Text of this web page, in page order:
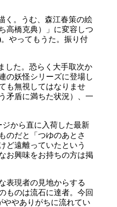
く。うむ、森江春策の絵
高橋克典）」に変容しつ
。やってもうた。振り付
した。恐らく大手取次か
の妖怪シリーズに登場し
も無視してはなりませ
矛盾に満ちた状況）、一
から直に入荷した最新
のだと「つゆのあとさ
ど遠離っていたという
お興味をお持ちの方は掲
表現者の見地からする
ものは流石に達者。今回
やありがちに流れてい